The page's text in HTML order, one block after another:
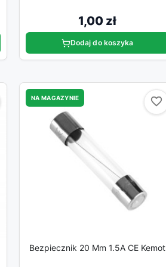
1,00 zł
Dodaj do koszyka
NA MAGAZYNIE favorite_border
Bezpiecznik 20 Mm 1.5A CE Kemot
favorite_border